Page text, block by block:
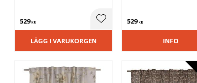
en romantisk och livfull
529KR Lägg till i favoriter
LÄGG I VARUKORGEN
529KR
INFO